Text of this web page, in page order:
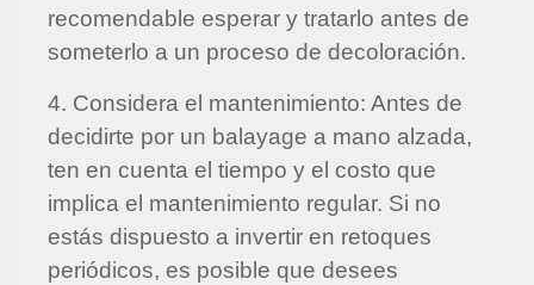
recomendable esperar y tratarlo antes de
someterlo a un proceso de decoloración.
4. Considera el mantenimiento: Antes de
decidirte por un balayage a mano alzada,
ten en cuenta el tiempo y el costo que
implica el mantenimiento regular. Si no
estás dispuesto a invertir en retoques
periódicos, es posible que desees